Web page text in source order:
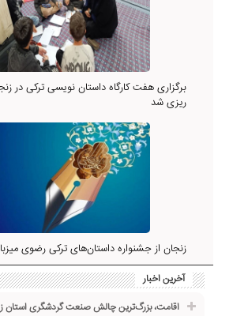
برگزاری هفت کارگاه داستان نویسی ترکی در
ریزی شد
زنجان از جشنواره داستان‌های ترکی رضوی
آخرین اخبار
اقامت، بزرگ‌ترین چالش صنعت گردشگری استان